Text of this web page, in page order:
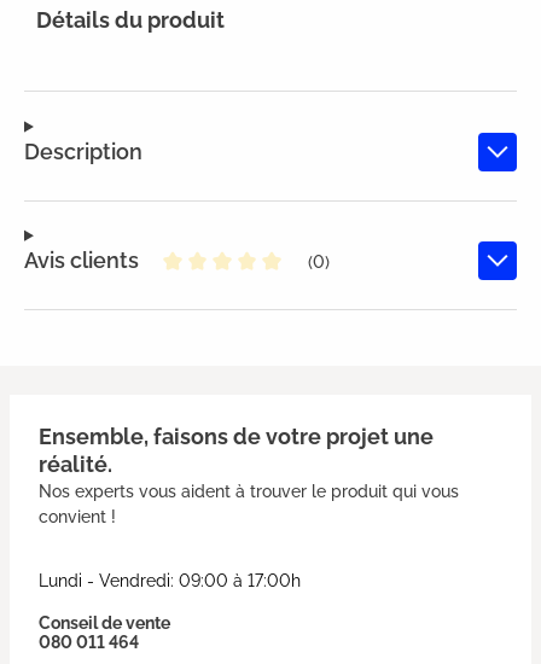
Description
Avis clients
(0)
Détails du produit
Ensemble, faisons de votre projet une
réalité.
Nos experts vous aident à trouver le produit qui vous
convient !
Lundi - Vendredi: 09:00 à 17:00h
Conseil de vente
080 011 464